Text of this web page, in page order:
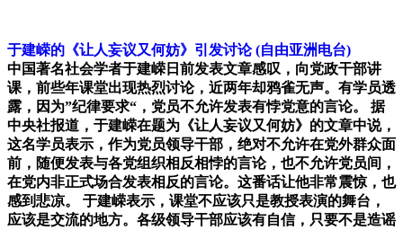
于建嵘的《让人妄议又何妨》引发讨论 (自由亚洲电台)
中国著名社会学者于建嵘日前发表文章感叹，向党政干部讲
课，前些年课堂出现热烈讨论，近两年却鸦雀无声。有学员透
露，因为”纪律要求“，党员不允许发表有悖党意的言论。 据
中央社报道，于建嵘在题为《让人妄议又何妨》的文章中说，
这名学员表示，作为党员领导干部，绝对不允许在党外群众面
前，随便发表与各党组织相反相悖的言论，也不允许党员间，
在党内非正式场合发表相反的言论。这番话让他非常震惊，也
感到悲凉。 于建嵘表示，课堂不应该只是教授表演的舞台，
应该是交流的地方。各级领导干部应该有自信，只要不是造谣